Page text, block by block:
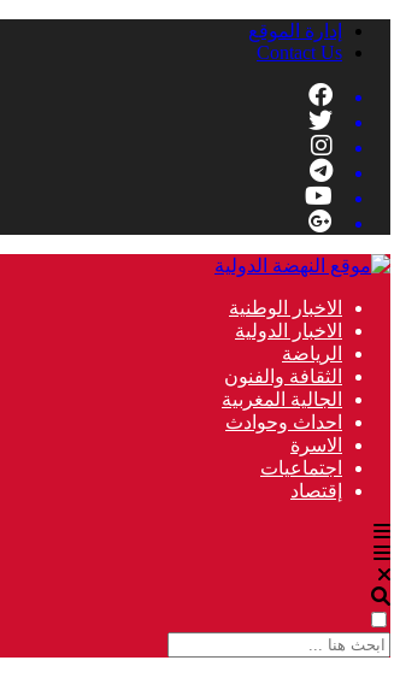
إدارة الموقع
Contact Us
الاخبار الوطنية
الاخبار الدولية
الرياضة
الثقافة والفنون
الجالية المغربية
احداث وحوادث
الاسرة
اجتماعيات
إقتصاد